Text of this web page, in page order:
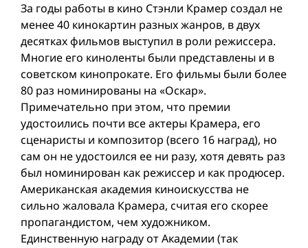
За годы работы в кино Стэнли Крамер создал не
менее 40 кинокартин разных жанров, в двух
десятках фильмов выступил в роли режиссера.
Многие его киноленты были представлены и в
советском кинопрокате. Его фильмы были более
80 раз номинированы на «Оскар».
Примечательно при этом, что премии
удостоились почти все актеры Крамера, его
сценаристы и композитор (всего 16 наград), но
сам он не удостоился ее ни разу, хотя девять раз
был номинирован как режиссер и как продюсер.
Американская академия киноискусства не
сильно жаловала Крамера, считая его скорее
пропагандистом, чем художником.
Единственную награду от Академии (так